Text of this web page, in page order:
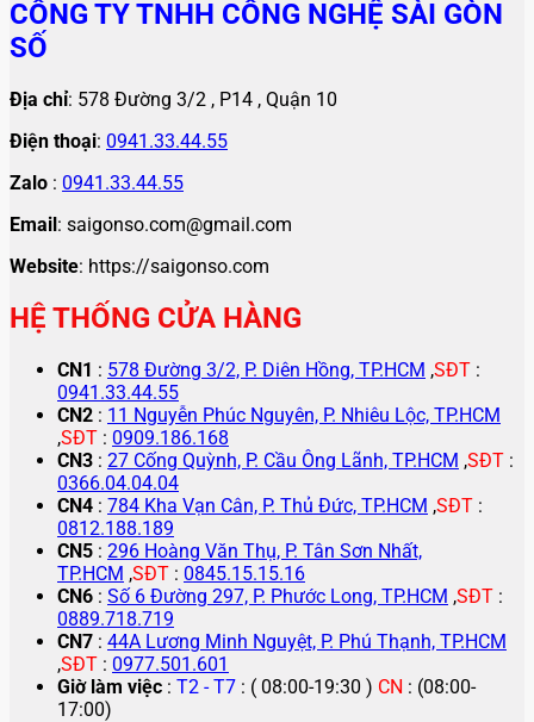
CÔNG TY TNHH CÔNG NGHỆ SÀI GÒN
SỐ
Địa chỉ: 578 Đường 3/2 , P14 , Quận 10
Điện thoại: 0941.33.44.55
Zalo : 0941.33.44.55
Email: saigonso.com@gmail.com
Website: https://saigonso.com
HỆ THỐNG CỬA HÀNG
CN1 : 578 Đường 3/2, P. Diên Hồng, TP.HCM ,SĐT :
0941.33.44.55
CN2 : 11 Nguyễn Phúc Nguyên, P. Nhiêu Lộc, TP.HCM
,SĐT : 0909.186.168
CN3 : 27 Cống Quỳnh, P. Cầu Ông Lãnh, TP.HCM ,SĐT :
0366.04.04.04
CN4 : 784 Kha Vạn Cân, P. Thủ Đức, TP.HCM ,SĐT :
0812.188.189
CN5 : 296 Hoàng Văn Thụ, P. Tân Sơn Nhất,
TP.HCM ,SĐT : 0845.15.15.16
CN6 : Số 6 Đường 297, P. Phước Long, TP.HCM ,SĐT :
0889.718.719
CN7 : 44A Lương Minh Nguyệt, P. Phú Thạnh, TP.HCM
,SĐT : 0977.501.601
Giờ làm việc : T2 - T7 : ( 08:00-19:30 ) CN : (08:00-
17:00)